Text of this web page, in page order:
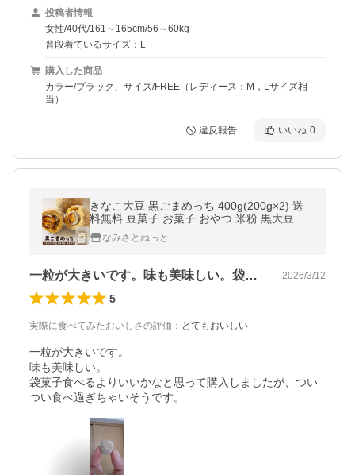
投稿者情報
女性/40代/161～165cm/56～60kg
普段着ているサイズ：L
購入した商品
カラー/ブラック、サイズ/FREE（レディース：M，Lサイズ相
当）
違反報告 いいね 0
きなこ大豆 黒ごまめっち 400g(200g×2) 送
料無料 豆菓子 お菓子 おやつ 米粉 黒大豆 黒
豆 黒ごま 小麦不使用
なみさとねっと
一粒が大きいです。味も美味しい。袋菓子… 2026/3/12
5
実際に食べてみたおいしさの評価 ： とてもおいしい
一粒が大きいです。
味も美味しい。
袋菓子食べるよりいいかなと思って購入しましたが、つい